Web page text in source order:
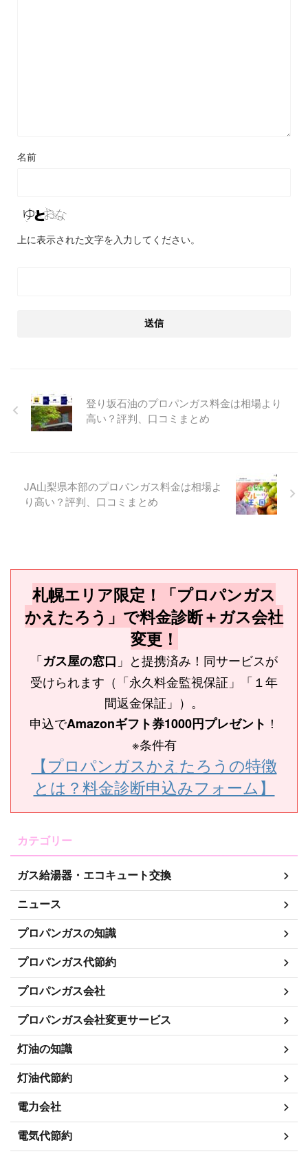
名前
上に表示された文字を入力してください。
登り坂石油のプロパンガス料金は相場より
高い？評判、口コミまとめ
JA山梨県本部のプロパンガス料金は相場よ
り高い？評判、口コミまとめ
札幌エリア限定！「プロパンガス
かえたろう」で料金診断＋ガス会社
変更！
「ガス屋の窓口 」と提携済み！同サービスが
受けられます（「永久料金監視保証」「１年
間返金保証」）。
申込でAmazonギフト券1000円プレゼント ！
※条件有
【プロパンガスかえたろうの特徴
とは？料金診断申込みフォーム】
カテゴリー
ガス給湯器・エコキュート交換
ニュース
プロパンガスの知識
プロパンガス代節約
プロパンガス会社
プロパンガス会社変更サービス
灯油の知識
灯油代節約
電力会社
電気代節約